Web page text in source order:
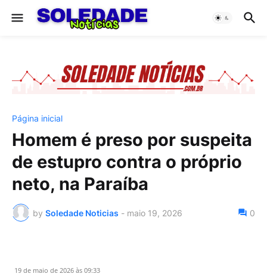
Página inicial
Homem é preso por suspeita
de estupro contra o próprio
neto, na Paraíba
by Soledade Noticias - maio 19, 2026 0
19 de maio de 2026 às 09:33